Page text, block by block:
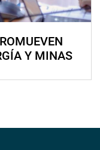
Y MINAS